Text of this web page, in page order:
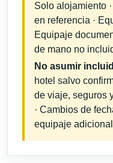
Solo alojamiento
en referencia ·
Equipaje
de mano no
No asumir
hotel salvo
de viaje, seguros
· Cambios de
equipaje